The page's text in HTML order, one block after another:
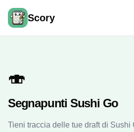
Scory
🍣
Segnapunti Sushi Go
Tieni traccia delle tue draft di Sushi